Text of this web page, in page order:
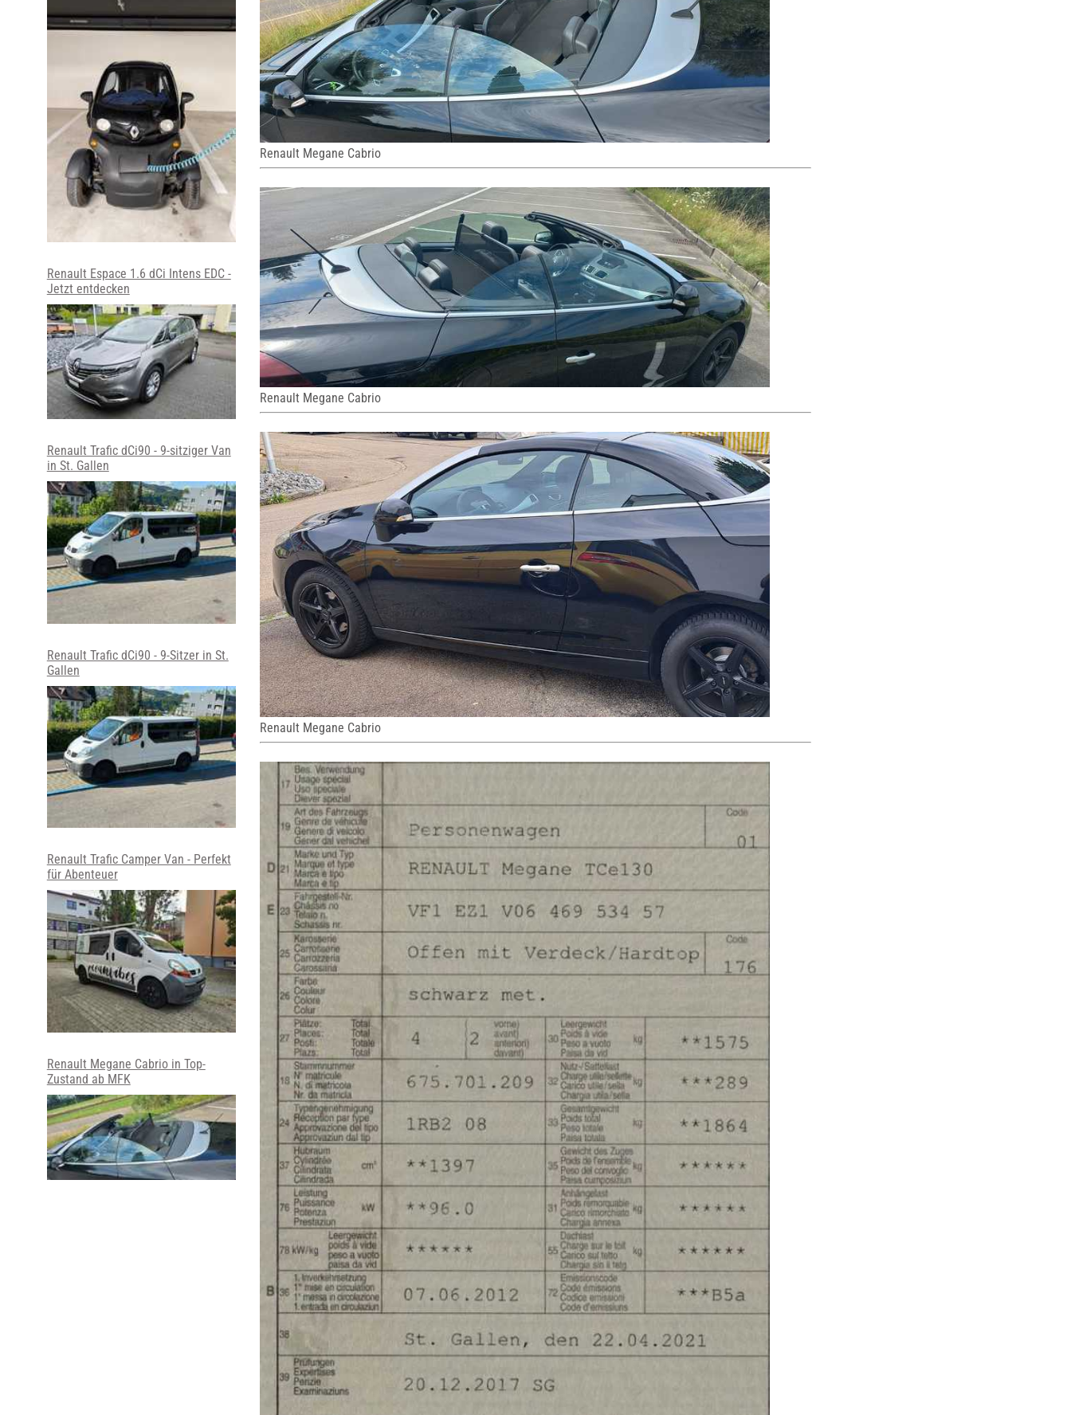
Renault Megane Cabrio
Renault Megane Cabrio
Renault Megane Cabrio
Renault Espace 1.6 dCi Intens EDC -
Jetzt entdecken
Renault Trafic dCi90 - 9-sitziger Van
in St. Gallen
Renault Trafic dCi90 - 9-Sitzer in St.
Gallen
Renault Trafic Camper Van - Perfekt
für Abenteuer
Renault Megane Cabrio in Top-
Zustand ab MFK